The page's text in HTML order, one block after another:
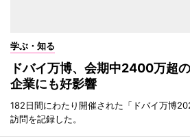
学ぶ・知る
ドバイ万博、会期中2400万超
企業にも好影響
182日間にわたり開催された「ドバイ万博
訪問を記録した。